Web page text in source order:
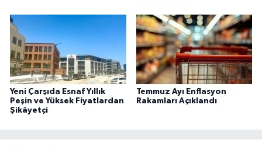
Yeni Çarşıda Esnaf Yıllık
Peşin ve Yüksek Fiyatlardan
Şikâyetçi
Temmuz Ayı Enflasyon
Rakamları Açıklandı